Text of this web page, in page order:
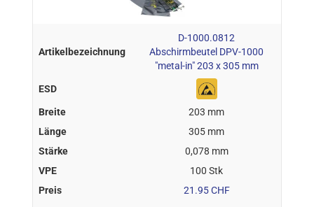
D-1000.0812
Abschirmbeutel DPV-1000
"metal-in" 203 x 305 mm
203 mm
305 mm
0,078 mm
100 Stk
21.95 CHF